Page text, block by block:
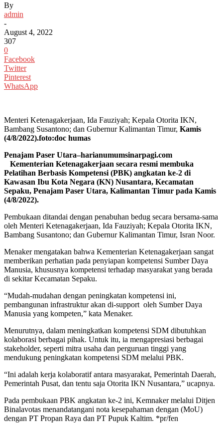
By
admin
-
August 4, 2022
307
0
Facebook
Twitter
Pinterest
WhatsApp
Menteri Ketenagakerjaan, Ida Fauziyah; Kepala Otorita IKN,
Bambang Susantono; dan Gubernur Kalimantan Timur, Kamis
(4/8/2022).foto:doc humas
Penajam Paser Utara–harianumumsinarpagi.com
Kementerian Ketenagakerjaan secara resmi membuka
Pelatihan Berbasis Kompetensi (PBK) angkatan ke-2 di
Kawasan Ibu Kota Negara (KN) Nusantara, Kecamatan
Sepaku, Penajam Paser Utara, Kalimantan Timur pada Kamis
(4/8/2022).
Pembukaan ditandai dengan penabuhan bedug secara bersama-sama
oleh Menteri Ketenagakerjaan, Ida Fauziyah; Kepala Otorita IKN,
Bambang Susantono; dan Gubernur Kalimantan Timur, Isran Noor.
Menaker mengatakan bahwa Kementerian Ketenagakerjaan sangat
memberikan perhatian pada penyiapan kompetensi Sumber Daya
Manusia, khususnya kompetensi terhadap masyarakat yang berada
di sekitar Kecamatan Sepaku.
“Mudah-mudahan dengan peningkatan kompetensi ini,
pembangunan infrastruktur akan di-support oleh Sumber Daya
Manusia yang kompeten,” kata Menaker.
Menurutnya, dalam meningkatkan kompetensi SDM dibutuhkan
kolaborasi berbagai pihak. Untuk itu, ia mengapresiasi berbagai
stakeholder, seperti mitra usaha dan perguruan tinggi yang
mendukung peningkatan kompetensi SDM melalui PBK.
“Ini adalah kerja kolaboratif antara masyarakat, Pemerintah Daerah,
Pemerintah Pusat, dan tentu saja Otorita IKN Nusantara,” ucapnya.
Pada pembukaan PBK angkatan ke-2 ini, Kemnaker melalui Ditjen
Binalavotas menandatangani nota kesepahaman dengan (MoU)
dengan PT Propan Raya dan PT Pupuk Kaltim. *pr/fen